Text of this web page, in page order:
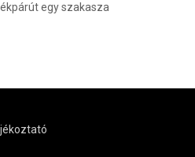
egy szakasza